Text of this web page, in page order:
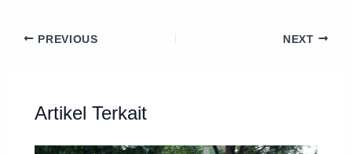
PREVIOUS NEXT
Artikel Terkait